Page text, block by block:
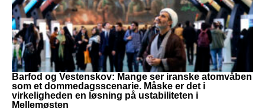
Barfod og Vestenskov: Mange ser iranske atomvåben
som et dommedagsscenarie. Måske er det i
virkeligheden en løsning på ustabiliteten i
Mellemøsten